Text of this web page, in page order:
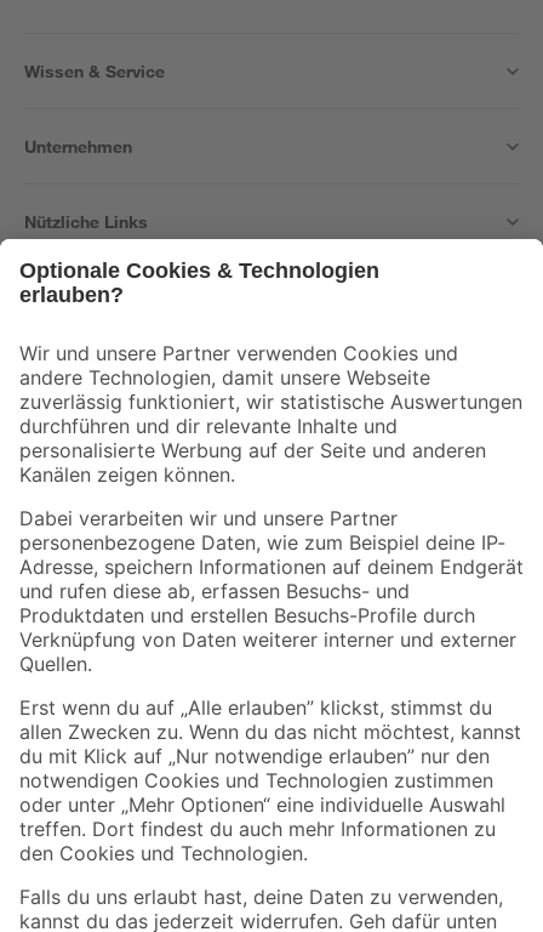
Wissen & Service
Unternehmen
Nützliche Links
Der toom Newsletter: Keine Angebote und Aktionen mehr verpassen!
Zur Newsletter Anmeldung
Folge uns
Zahlungsarten Versandarten
Sicher einkaufen
Jetzt die toom-App herunterladen
Alle Preisangaben in EUR inkl. gesetzl. MwSt.. Die dargestellten Angebote sind unter